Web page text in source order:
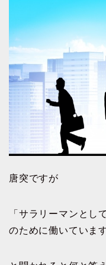
唐突ですが
「サラリーマンとし
のために働いていま